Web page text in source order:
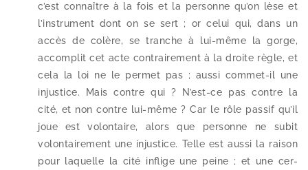
c’est connaître à la fois et la per­sonne qu’on lèse et
l’instrument dont on se sert ; or celui qui, dans un
accès de colère, se tranche à lui-​même la gorge,
accom­plit cet acte contrai­re­ment à la droite règle, et
cela la loi ne le per­met pas ; aus­si commet-​il une
injus­tice. Mais contre qui ? N’est-ce pas contre la
cité, et non contre lui-​même ? Car le rôle pas­sif qu’il
joue est volon­taire, alors que per­sonne ne subit
volon­tai­re­ment une injus­tice. Telle est aus­si la rai­son
pour laquelle la cité inflige une peine ; et une cer­